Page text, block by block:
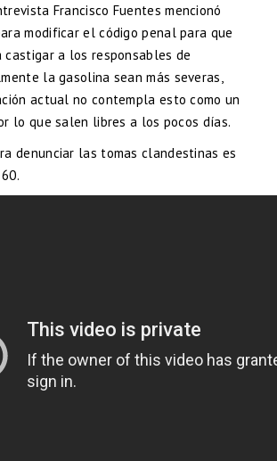
Francisco Fuentes mencionó
modificar el código penal para que
castigar a los responsables de
la gasolina sean más severas,
actual no contempla esto como un
lo que salen libres a los pocos días.
denunciar las tomas clandestinas es